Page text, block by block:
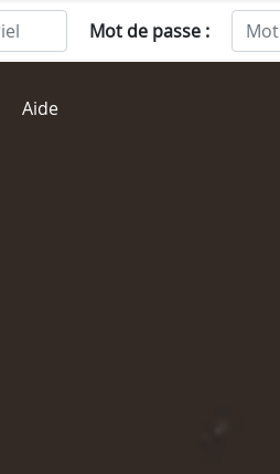
Mot de passe :
Aide